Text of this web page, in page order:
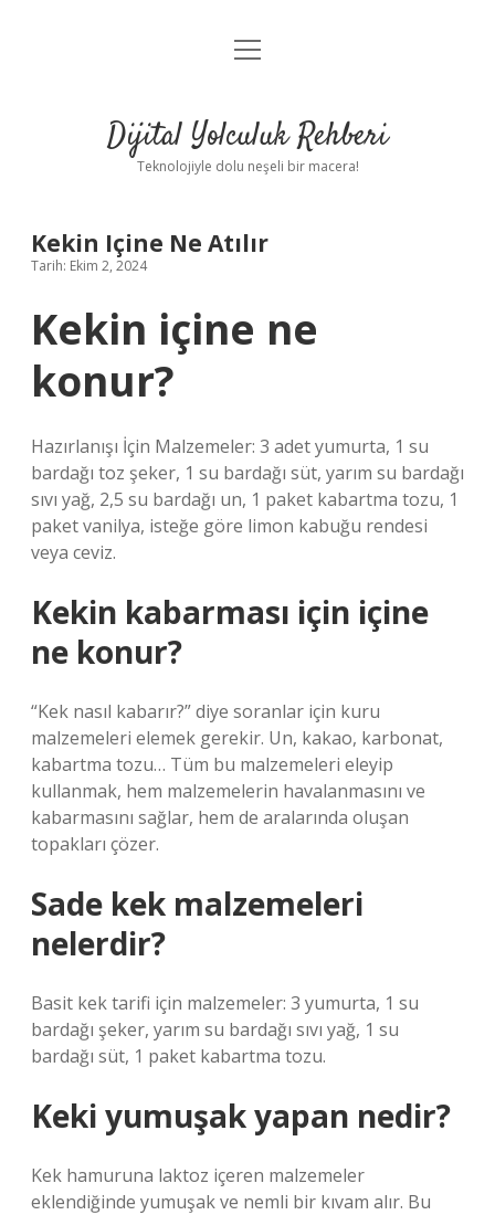
Anasayfa
Yasal Uyarı
menüyü
Dijital Yolculuk Rehberi
Teknolojiyle dolu neşeli bir macera!
Kekin Içine Ne Atılır
Tarih: Ekim 2, 2024
Kekin içine ne
konur?
Hazırlanışı İçin Malzemeler: 3 adet yumurta, 1 su
bardağı toz şeker, 1 su bardağı süt, yarım su bardağı
sıvı yağ, 2,5 su bardağı un, 1 paket kabartma tozu, 1
paket vanilya, isteğe göre limon kabuğu rendesi
veya ceviz.
Kekin kabarması için içine
ne konur?
“Kek nasıl kabarır?” diye soranlar için kuru
malzemeleri elemek gerekir. Un, kakao, karbonat,
kabartma tozu… Tüm bu malzemeleri eleyip
kullanmak, hem malzemelerin havalanmasını ve
kabarmasını sağlar, hem de aralarında oluşan
topakları çözer.
Sade kek malzemeleri
nelerdir?
Basit kek tarifi için malzemeler: 3 yumurta, 1 su
bardağı şeker, yarım su bardağı sıvı yağ, 1 su
bardağı süt, 1 paket kabartma tozu.
Keki yumuşak yapan nedir?
Kek hamuruna laktoz içeren malzemeler
eklendiğinde yumuşak ve nemli bir kıvam alır. Bu